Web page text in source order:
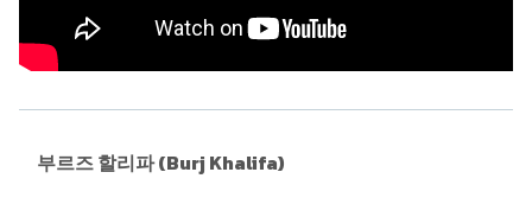
부르즈 할리파 (Burj Khalifa)